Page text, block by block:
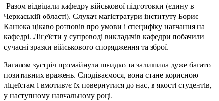
Разом відвідали кафедру військової підготовки (єдину в
Черкаській області). Слухач магістратури інституту Борис
Канюка цікаво розповів про умови і специфіку навчання на
кафедрі. Ліцеїсти у супроводі викладачів кафедри побачили
сучасні зразки військового спорядження та зброї.
Загалом зустріч промайнула швидко та залишила дуже багато
позитивних вражень. Сподіваємося, вона стане корисною
ліцеїстам і вмотивує їх повернутися до нас, в якості студентів,
у наступному навчальному році.